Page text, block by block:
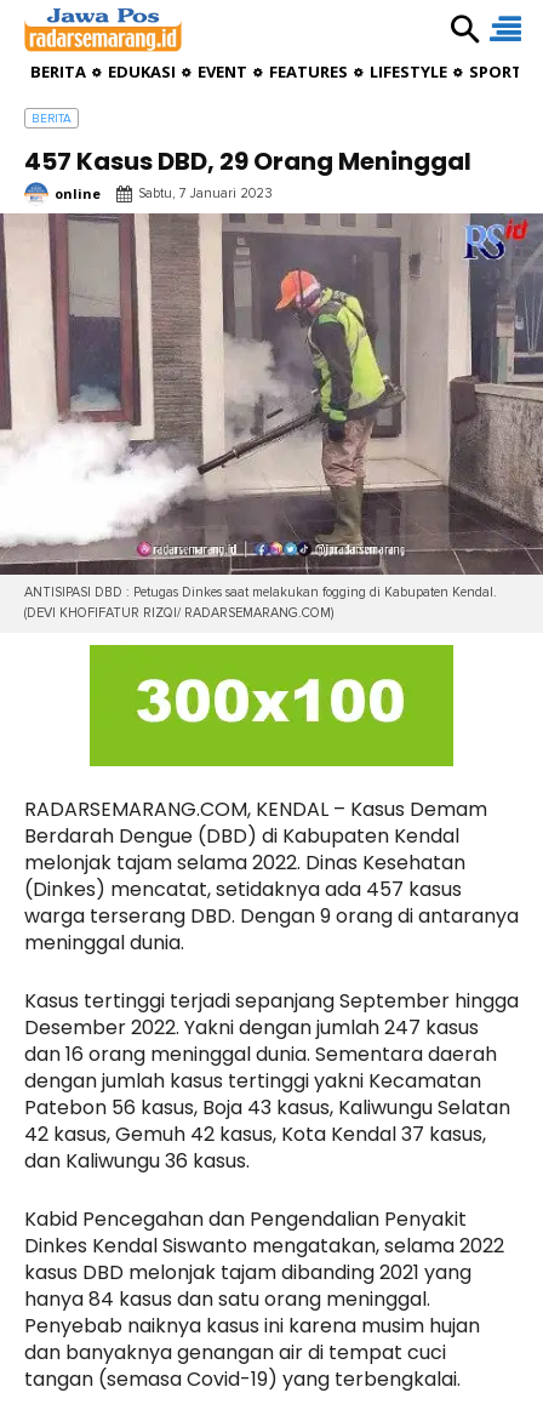
BERITA EDUKASI EVENT FEATURES LIFESTYLE
BERITA
457 Kasus DBD, 29 Orang Meninggal
online Sabtu, 7 Januari 2023
ANTISIPASI DBD : Petugas Dinkes saat melakukan fogging di Kabupaten Kendal.
(DEVI KHOFIFATUR RIZQI/ RADARSEMARANG.COM)
RADARSEMARANG.COM, KENDAL – Kasus Demam
Berdarah Dengue (DBD) di Kabupaten Kendal
melonjak tajam selama 2022. Dinas Kesehatan
(Dinkes) mencatat, setidaknya ada 457 kasus
warga terserang DBD. Dengan 9 orang di antaranya
meninggal dunia.
Kasus tertinggi terjadi sepanjang September hingga
Desember 2022. Yakni dengan jumlah 247 kasus
dan 16 orang meninggal dunia. Sementara daerah
dengan jumlah kasus tertinggi yakni Kecamatan
Patebon 56 kasus, Boja 43 kasus, Kaliwungu Selatan
42 kasus, Gemuh 42 kasus, Kota Kendal 37 kasus,
dan Kaliwungu 36 kasus.
Kabid Pencegahan dan Pengendalian Penyakit
Dinkes Kendal Siswanto mengatakan, selama 2022
kasus DBD melonjak tajam dibanding 2021 yang
hanya 84 kasus dan satu orang meninggal.
Penyebab naiknya kasus ini karena musim hujan
dan banyaknya genangan air di tempat cuci
tangan (semasa Covid-19) yang terbengkalai.